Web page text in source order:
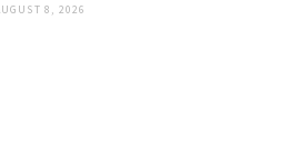
8, 2026